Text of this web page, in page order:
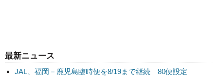
最新ニュース
JAL、福岡－鹿児島臨時便を8/19まで継続 80便設定